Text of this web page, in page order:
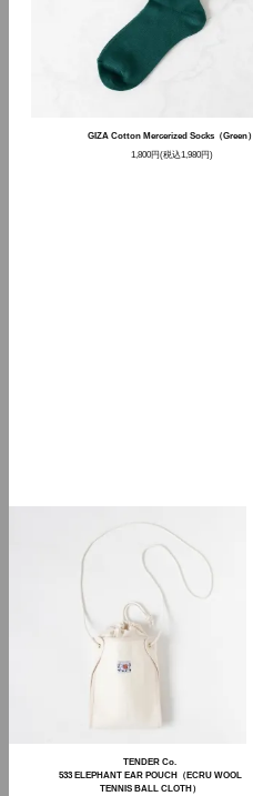
GIZA Cotton Mercerized Socks（Green）
1,800円(税込1,980円)
TENDER Co.
533 ELEPHANT EAR POUCH（ECRU WOOL
TENNIS BALL CLOTH）